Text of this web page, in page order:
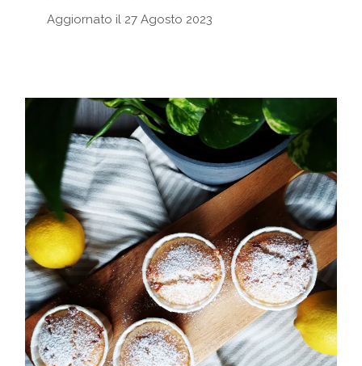
Aggiornato il 27 Agosto 2023